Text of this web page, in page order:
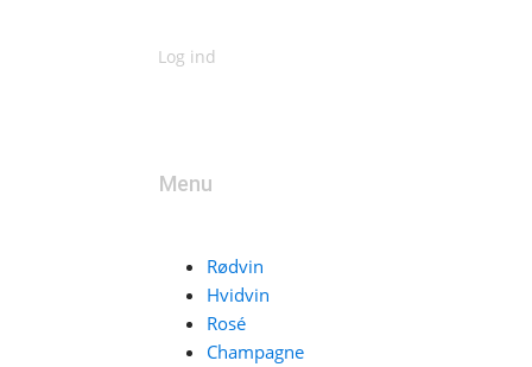
Log ind
Menu
Rødvin
Hvidvin
Rosé
Champagne